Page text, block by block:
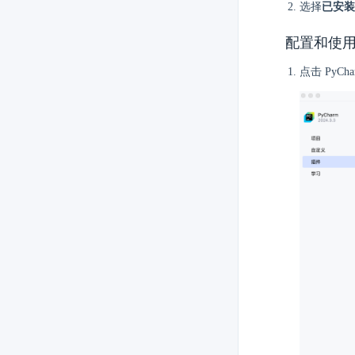
选择已安装
配置和使
点击